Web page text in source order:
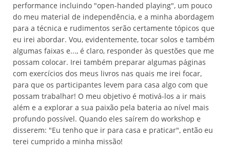
performance incluindo "open-handed playing", um pouco
do meu material de independência, e a minha abordagem
para a técnica e rudimentos serão certamente tópicos que
eu irei abordar. Vou, evidentemente, tocar solos e também
algumas faixas e..., é claro, responder às questões que me
possam colocar. Irei também preparar algumas páginas
com exercícios dos meus livros nas quais me irei focar,
para que os participantes levem para casa algo com que
possam trabalhar! O meu objetivo é motivá-los a ir mais
além e a explorar a sua paixão pela bateria ao nível mais
profundo possível. Quando eles saírem do workshop e
disserem: "Eu tenho que ir para casa e praticar", então eu
terei cumprido a minha missão!